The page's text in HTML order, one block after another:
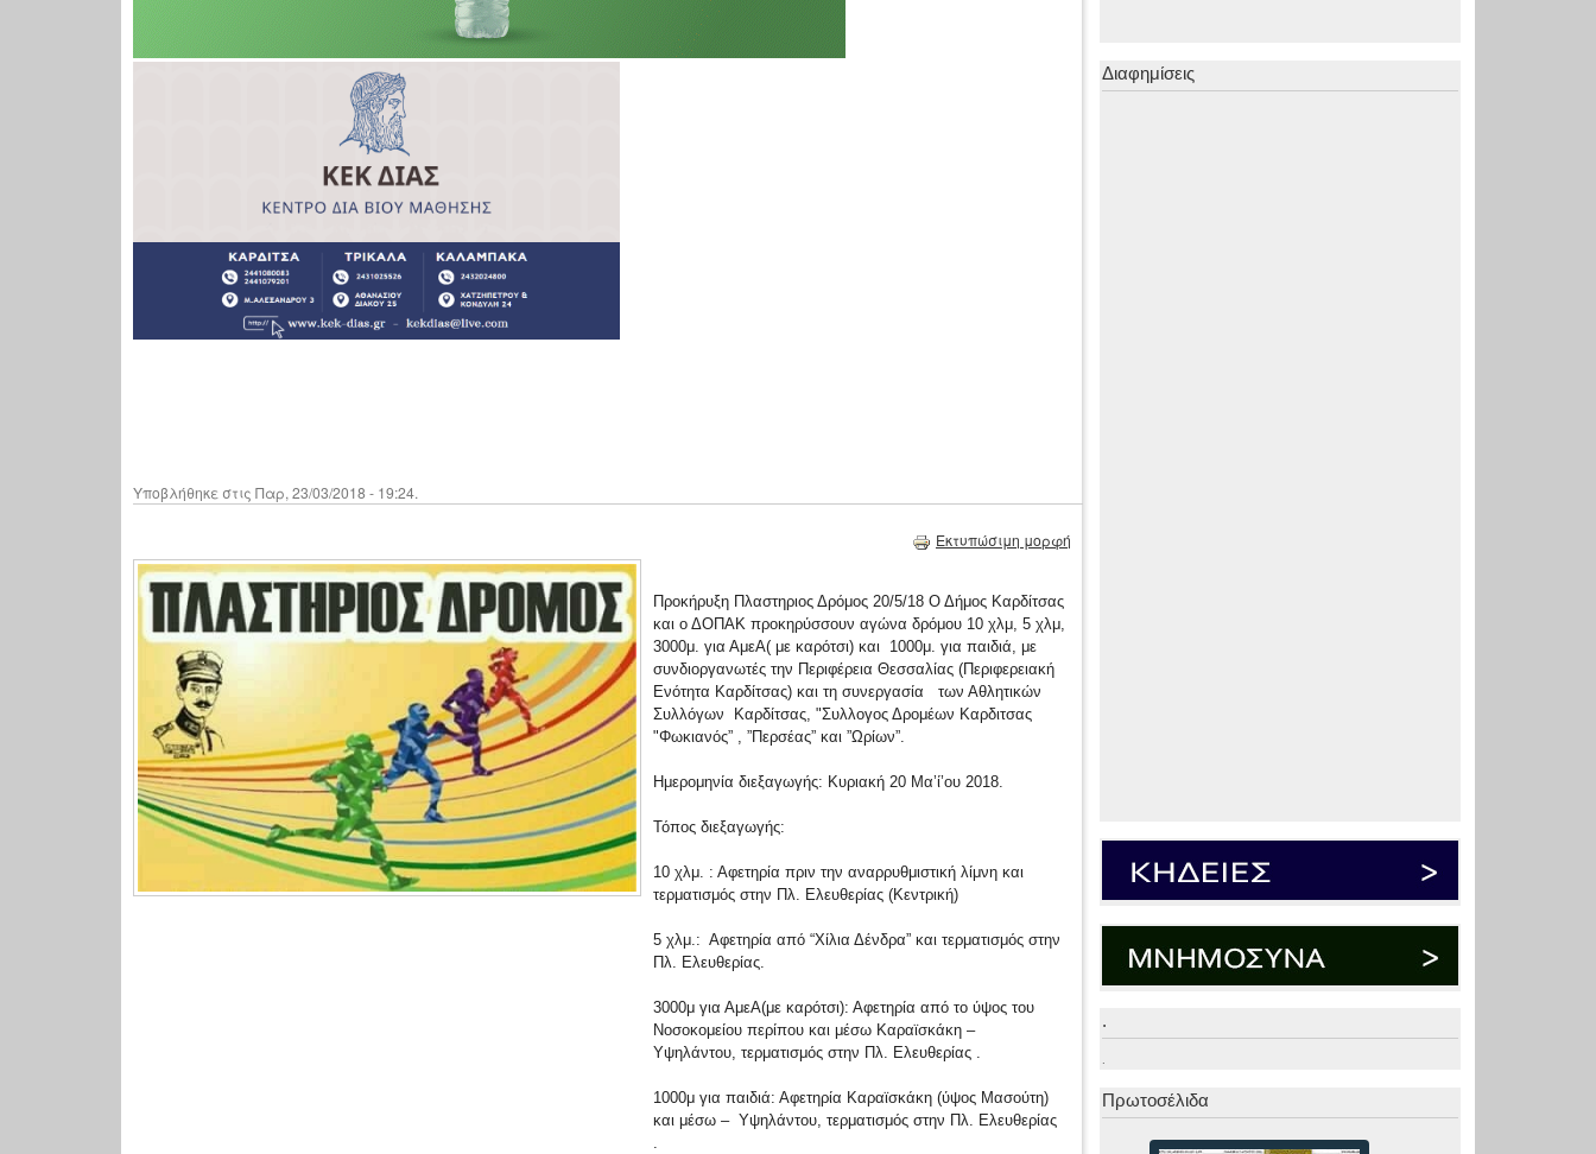
Υποβλήθηκε στις Παρ, 23/03/2018 - 19:24.
Εκτυπώσιμη μορφή
Προκήρυξη Πλαστηριος Δρόμος 20/5/18 Ο Δήμος Καρδίτσας
και ο ΔΟΠΑΚ προκηρύσσουν αγώνα δρόμου 10 χλμ, 5 χλμ,
3000μ. για ΑμεΑ( με καρότσι) και 1000μ. για παιδιά, με
συνδιοργανωτές την Περιφέρεια Θεσσαλίας (Περιφερειακή
Ενότητα Καρδίτσας) και τη συνεργασία των Αθλητικών
Συλλόγων Καρδίτσας, "Συλλογος Δρομέων Καρδιτσας
"Φωκιανός” , ”Περσέας” και ”Ωρίων”.
Ημερομηνία διεξαγωγής: Κυριακή 20 Μα’ί’ου 2018.
Τόπος διεξαγωγής:
10 χλμ. : Αφετηρία πριν την αναρρυθμιστική λίμνη και
τερματισμός στην Πλ. Ελευθερίας (Κεντρική)
5 χλμ.: Αφετηρία από “Χίλια Δένδρα” και τερματισμός στην
Πλ. Ελευθερίας.
3000μ για ΑμεΑ(με καρότσι): Αφετηρία από το ύψος του
Νοσοκομείου περίπου και μέσω Καραϊσκάκη –
Υψηλάντου, τερματισμός στην Πλ. Ελευθερίας .
1000μ για παιδιά: Αφετηρία Καραϊσκάκη (ύψος Μασούτη)
και μέσω – Υψηλάντου, τερματισμός στην Πλ. Ελευθερίας
.
Διαφημίσεις
.
.
Πρωτοσέλιδα